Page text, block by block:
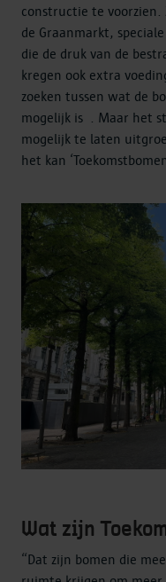
constructie te voorzien.
de Graanmarkt,
die de druk van de
kregen ook extra
zoeken tussen wat de
mogelijk is . Maar het
mogelijk te laten
het kan
Wat zijn
“Dat zijn bomen die